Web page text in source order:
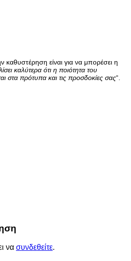
είναι για να μπορέσει η
καλύτερα ότι η ποιότητα του
στα πρότυπα και τις προσδοκίες σας“.
να συνδεθείτε.